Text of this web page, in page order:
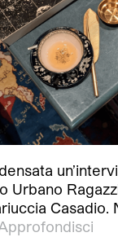
Urbano
Casadio.